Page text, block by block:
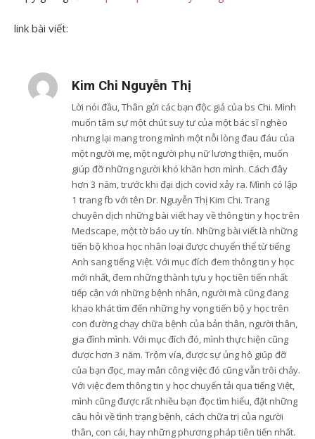
link bài viết:
Kim Chi Nguyễn Thị
Lời nói đầu, Thân gửi các bạn độc giả của bs Chi. Mình
muốn tâm sự một chút suy tư của một bác sĩ nghèo
nhưng lại mang trong mình một nỗi lòng đau đáu của
một người mẹ, một người phụ nữ lương thiện, muốn
giúp đỡ những người khó khăn hơn mình. Cách đây
hơn 3 năm, trước khi đại dịch covid xảy ra. Mình có lập
1 trang fb với tên Dr. Nguyễn Thị Kim Chi. Trang
chuyên dịch những bài viết hay về thông tin y học trên
Medscape, một tờ báo uy tín. Những bài viết là những
tiến bộ khoa học nhân loại được chuyển thể từ tiếng
Anh sang tiếng Việt. Với mục đích đem thông tin y học
mới nhất, đem những thành tựu y học tiên tiến nhất
tiếp cận với những bệnh nhân, người mà cũng đang
khao khát tìm đến những hy vọng tiến bộ y học trên
con đường chạy chữa bệnh của bản thân, người thân,
gia đình mình. Với mục đích đó, mình thực hiện cũng
được hơn 3 năm. Trộm vía, được sự ủng hộ giúp đỡ
của bạn đọc, may mắn công việc đó cũng vẫn trôi chảy.
Với việc đem thông tin y học chuyển tải qua tiếng Việt,
mình cũng được rất nhiều bạn đọc tìm hiểu, đặt những
câu hỏi về tình trạng bệnh, cách chữa trị của người
thân, con cái, hay những phương pháp tiên tiến nhất.